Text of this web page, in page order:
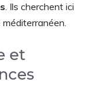
. Ils cherchent ici
méditerranéen.
et